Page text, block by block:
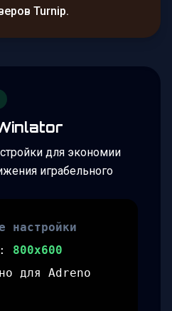
Turnip.
для экономии
играбельного
настройки
800x600
для Adreno